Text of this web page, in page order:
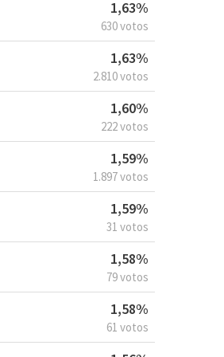
1,63%
630 votos
1,63%
2.810 votos
1,60%
222 votos
1,59%
1.897 votos
1,59%
31 votos
1,58%
79 votos
1,58%
61 votos